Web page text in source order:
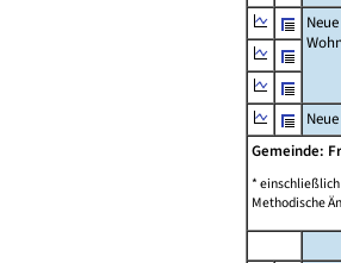
Neue
Gemeinde:
*
Methodische